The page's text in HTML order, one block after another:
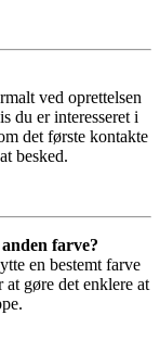
ved oprettelsen
du er interesseret i
det første kontakte
besked.
farve?
en bestemt farve
gøre det enklere at